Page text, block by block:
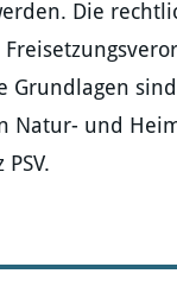
Die
Grundlagen
Natur- und